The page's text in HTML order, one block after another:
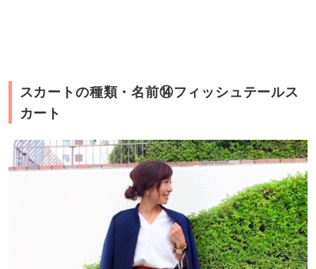
スカートの種類・名前⑭フィッシュテールス
カート